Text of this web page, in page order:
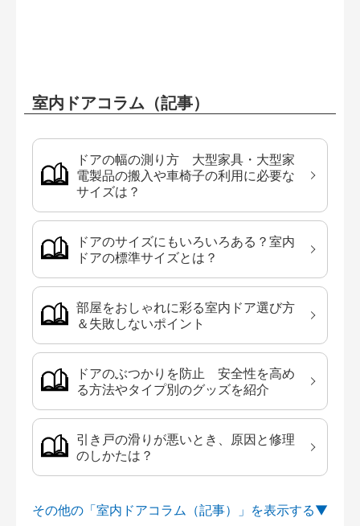
室内ドアコラム（記事）
ドアの幅の測り方 大型家具・大型家
電製品の搬入や車椅子の利用に必要な
サイズは？
ドアのサイズにもいろいろある？室内
ドアの標準サイズとは？
部屋をおしゃれに彩る室内ドア選び方
＆失敗しないポイント
ドアのぶつかりを防止 安全性を高め
る方法やタイプ別のグッズを紹介
引き戸の滑りが悪いとき、原因と修理
のしかたは？
その他の「室内ドアコラム（記事）」を